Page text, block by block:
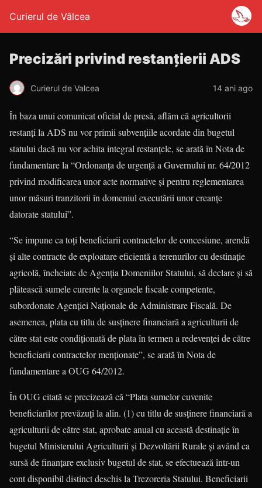
Curierul de Vâlcea
Precizări privind restanţierii ADS
Curierul de Valcea 14 ani ago
În baza unui comunicat oficial de presă, aflăm că agricultorii
restanţi la ADS nu vor primii subvenţiile acordate din bugetul
statului dacă nu vor achita integral restanţele, se arată în Nota de
fundamentare la “Ordonanţa de urgenţă a Guvernului nr. 64/2012
privind modificarea unor acte normative şi pentru reglementarea
unor măsuri tranzitorii în domeniul executării unor creanţe
datorate statului”.
“Se impune ca toţi beneficiarii contractelor de concesiune, arendă
şi alte contracte de exploatare eficientă a terenurilor cu destinaţie
agricolă, încheiate de Agenţia Domeniilor Statu­lui, să declare şi să
plătească sumele curente la organele fiscale competente,
subordonate Agenţiei Naţionale de Administrare Fiscală. De
asemenea, plata cu titlu de susţinere financiară a agriculturii de
către stat este condiţionată de plata în termen a redevenţei de către
beneficiarii contractelor menţionate”, se arată în Nota de
fundamentare a OUG 64/2012.
În OUG citată se precizează că “Plata su­me­lor cuvenite
beneficiarilor prevăzuţi la alin. (1) cu titlu de susţinere financiară a
agriculturii de către stat, aprobate anual cu această destinaţie în
bu­getul Ministerului Agriculturii şi Dezvoltării Rurale şi având ca
sursă de finanţare exclusiv bugetul de stat, se efectuează într-un
cont disponibil dis­tinct deschis la Trezoreria Sta­tului. Beneficiarii